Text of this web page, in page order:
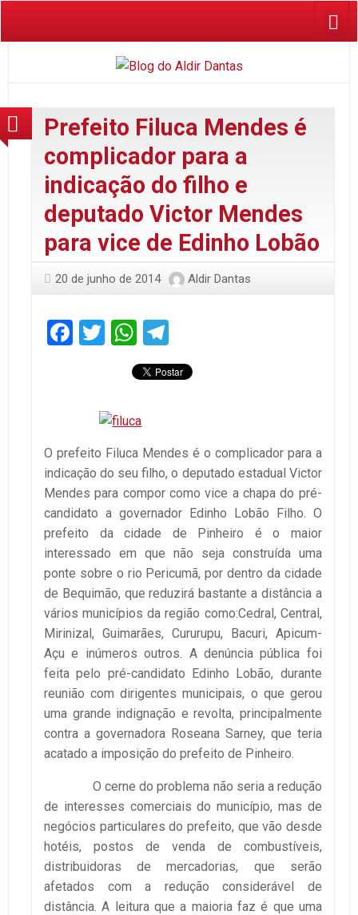
Prefeito Filuca Mendes é
complicador para a
indicação do filho e
deputado Victor Mendes
para vice de Edinho Lobão
20 de junho de 2014 Aldir Dantas
Facebook
TwitterWhatsApp
O prefeito Filuca Mendes é o complicador para a
indicação do seu filho, o deputado estadual Victor
Mendes para compor como vice a chapa do pré-
candidato a governador Edinho Lobão Filho. O
prefeito da cidade de Pinheiro é o maior
interessado em que não seja construída uma
ponte sobre o rio Pericumã, por dentro da cidade
de Bequimão, que reduzirá bastante a distância a
vários municípios da região como:Cedral, Central,
Mirinizal, Guimarães, Cururupu, Bacuri, Apicum-
Açu e inúmeros outros. A denúncia pública foi
feita pelo pré-candidato Edinho Lobão, durante
reunião com dirigentes municipais, o que gerou
uma grande indignação e revolta, principalmente
contra a governadora Roseana Sarney, que teria
acatado a imposição do prefeito de Pinheiro.
O cerne do problema não seria a redução
de interesses comerciais do município, mas de
negócios particulares do prefeito, que vão desde
hotéis, postos de venda de combustíveis,
distribuidoras de mercadorias, que serão
afetados com a redução considerável de
distância. A leitura que a maioria faz é que uma